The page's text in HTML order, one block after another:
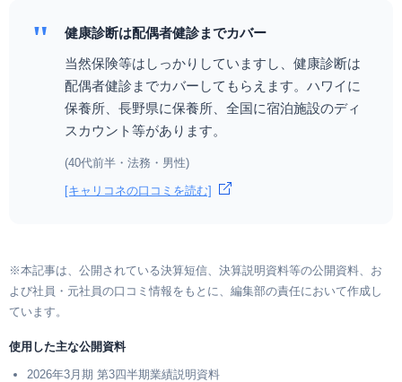
"
健康診断は配偶者健診までカバー
当然保険等はしっかりしていますし、健康診断は
配偶者健診までカバーしてもらえます。ハワイに
保養所、長野県に保養所、全国に宿泊施設のディ
スカウント等があります。
(40代前半・法務・男性)
[キャリコネの口コミを読む]
※本記事は、公開されている決算短信、決算説明資料等の公開資料、お
よび社員・元社員の口コミ情報をもとに、編集部の責任において作成し
ています。
使用した主な公開資料
2026年3月期 第3四半期業績説明資料